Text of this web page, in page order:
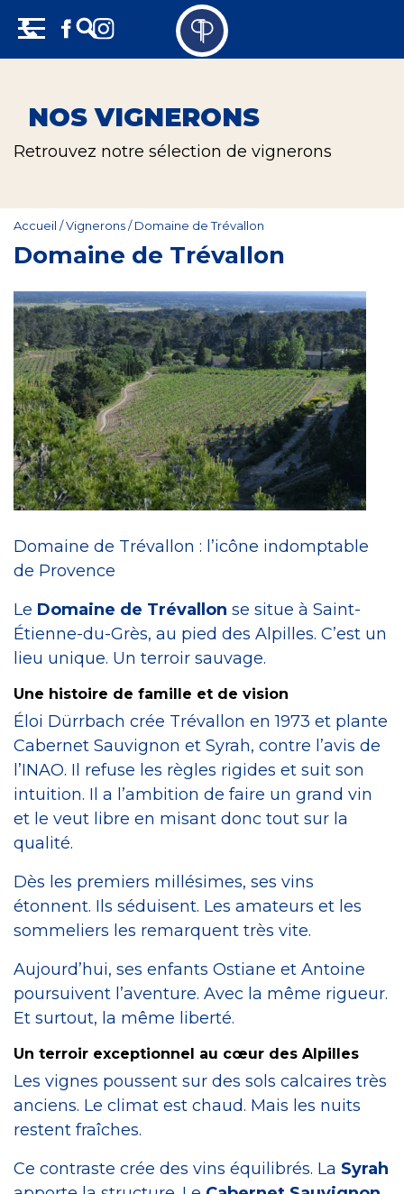
content
NOS VIGNERONS
Retrouvez notre sélection de vignerons
Accueil /Vignerons/Domaine de Trévallon
Domaine de Trévallon
Domaine de Trévallon : l’icône indomptable
de Provence
Le Domaine de Trévallon se situe à Saint-
Étienne-du-Grès, au pied des Alpilles. C’est un
lieu unique. Un terroir sauvage.
Une histoire de famille et de vision
Éloi Dürrbach crée Trévallon en 1973 et plante
Cabernet Sauvignon et Syrah, contre l’avis de
l’INAO. Il refuse les règles rigides et suit son
intuition. Il a l’ambition de faire un grand vin
et le veut libre en misant donc tout sur la
qualité.
Dès les premiers millésimes, ses vins
étonnent. Ils séduisent. Les amateurs et les
sommeliers les remarquent très vite.
Aujourd’hui, ses enfants Ostiane et Antoine
poursuivent l’aventure. Avec la même rigueur.
Et surtout, la même liberté.
Un terroir exceptionnel au cœur des Alpilles
Les vignes poussent sur des sols calcaires très
anciens. Le climat est chaud. Mais les nuits
restent fraîches.
Ce contraste crée des vins équilibrés. La Syrah
Champagne
Whisky
Rhum
Armagnac
Spiritueux
Bières
Bag in box
Craft Spirit
Panneau de gestion des cookies